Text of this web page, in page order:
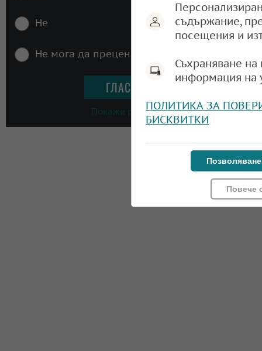
Не
Не мога да преценя
Покажи резултати
съдържание,
посещения и
Съхраняване
информация на
ПОЛИТИКА ЗА
БИСКВИТКИ
Повече